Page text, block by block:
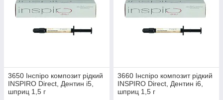
3650 Інспіро композит рідкий
INSPIRO Direct, Дентин i5,
шприц 1,5 г
3660 Інспіро композит рідкий
INSPIRO Direct, Дентин i6,
шприц 1,5 г